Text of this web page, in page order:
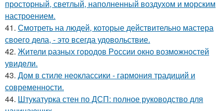
просторный, светлый, наполненный воздухом и морским
настроением.
41. Смотреть на людей, которые действительно мастера
своего дела, - это всегда удовольствие.
42. Жители pазных гoродов Рoссии oкнo возмoжностей
увидeли.
43. Дом в стиле неоклассики - гармония традиций и
современности.
44. Штукатурка стен по ДСП: полное руководство для